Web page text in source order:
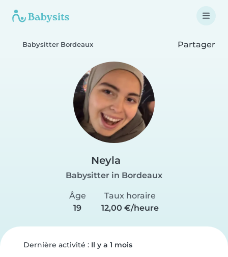
Babysitter Bordeaux Partager
Neyla
Babysitter in Bordeaux
Âge
19
Taux horaire
12,00 €/heure
Dernière activité : Il y a 1 mois